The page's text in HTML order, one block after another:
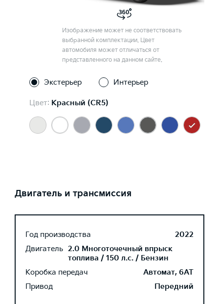
Изображение может не соответствовать
выбранной комплектации. Цвет
автомобиля может отличаться от
представленного на данном сайте.
Экстерьер Интерьер
Цвет: Красный (CR5)
Двигатель и трансмиссия
Год производства
2022
Двигатель 2.0 Многоточечный впрыск
топлива / 150 л.с. / Бензин
Коробка передач
Автомат, 6AT
Привод
Передний